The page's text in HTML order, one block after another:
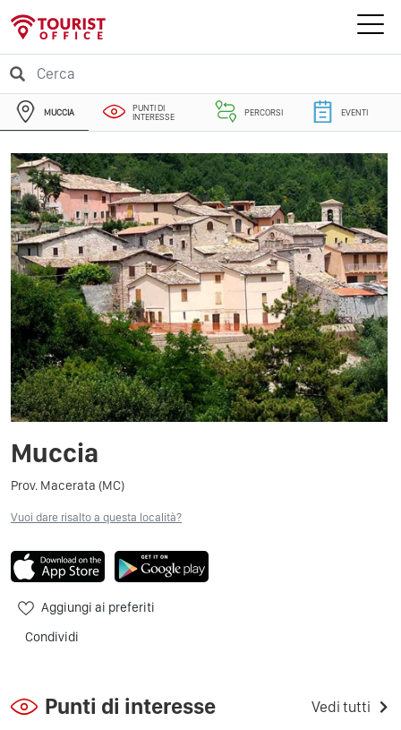
MUCCIA
PUNTI DI
INTERESSE
PERCORSI EVENTI
Muccia
Prov. Macerata (MC)
Vuoi dare risalto a questa località?
Aggiungi ai preferiti
Condividi
Punti di interesse Vedi tutti